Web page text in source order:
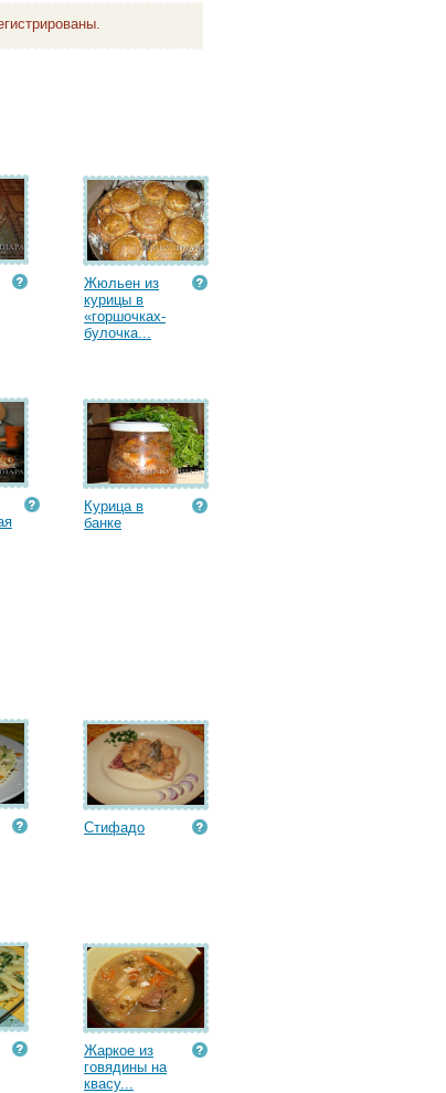
Жюльен из
курицы в
«горшочках-
булочка...
Курица в
банке
Стифадо
Жаркое из
говядины на
квасу...